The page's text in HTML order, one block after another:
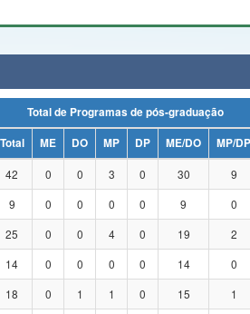
Banco Central do Brasil Planalto
Total de Programas de pós-graduação
Total ME DO MP DP ME/DO MP/DP
42 0 0 3 0 30 9
9 0 0 0 0 9 0
25 0 0 4 0 19 2
14 0 0 0 0 14 0
18 0 1 1 0 15 1